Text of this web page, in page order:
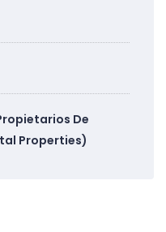
De
Properties)